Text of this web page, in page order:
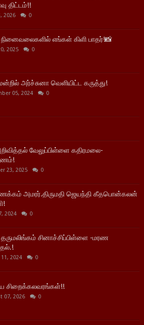
திட்டம்!!
2026 0
எங்கள் கிளி பாதர்!📸
2025 0
அர்ச்சுனா வெளியிட்ட கருத்து!
05, 2024 0
வேலுப்பிள்ளை கதிரமலை-
23, 2025 0
அமரர்.திருமதி ஜெயந்தி கீதபொன்கலன்
2024 0
தருமலிங்கம் சினாச்சிப்பிள்ளை -மரண
2024 0
சிறைக்கலவரங்கள்!!
07, 2026 0